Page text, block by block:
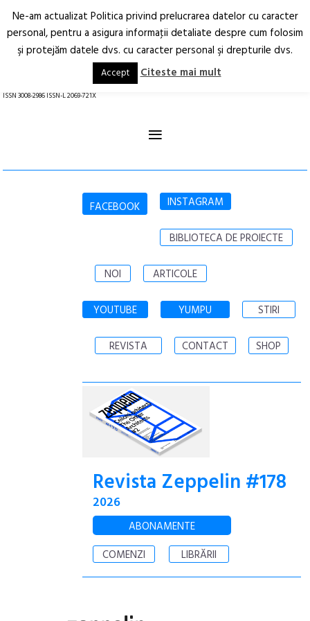
Arhitectură.
Oraș.
RO EN
ISSN 3008-2986 ISSN-L 2069-721X
≡
FACEBOOK INSTAGRAM
BIBLIOTECA DE PROIECTE
NOI ARTICOLE
YOUTUBE YUMPU STIRI
REVISTA CONTACT SHOP
Revista Zeppelin #178
2026
ABONAMENTE
COMENZI
LIBRĂRII
Ne-am actualizat Politica privind prelucrarea datelor cu caracter
personal, pentru a asigura informaţii detaliate despre cum folosim
şi protejăm datele dvs. cu caracter personal şi drepturile dvs.
Accept Citeste mai mult